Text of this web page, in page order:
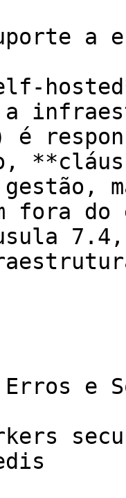
a
a
é
fora do
e